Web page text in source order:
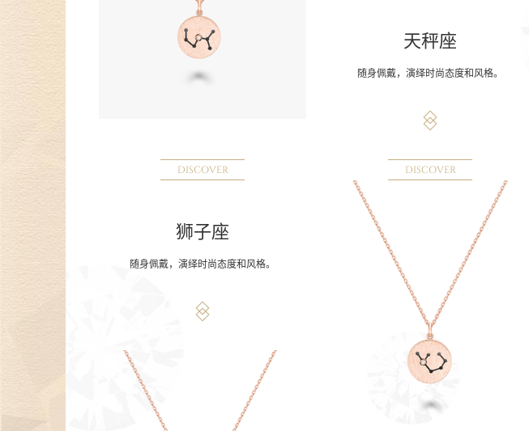
DISCOVER
天秤座
随身佩戴，演绎时尚态度和风格。
DISCOVER
狮子座
随身佩戴，演绎时尚态度和风格。